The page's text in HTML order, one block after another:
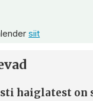
siit
haiglatest on